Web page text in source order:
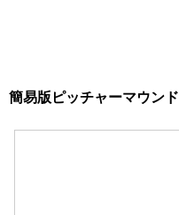
簡易版ピッチャーマウンド